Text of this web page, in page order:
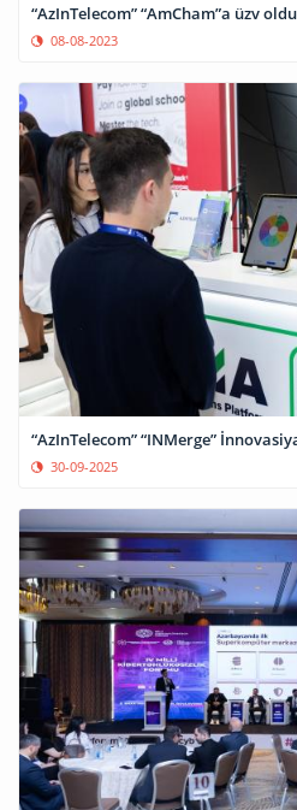
“AzInTelecom” “AmCham”a üzv oldu
08-08-2023
“AzInTelecom” “INMerge”
30-09-2025